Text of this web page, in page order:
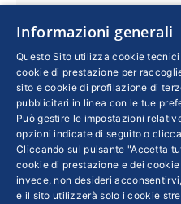
l’azienda di Modugno,
affiancato alla
automotive anche
alimentari. Presente
dell’est Europa, la
Casalino punta ad
Ungheria, che
l’ulteriore
Informazioni generali
Questo Sito utilizza cookie
cookie di prestazione per
sito e cookie di profilazione di
pubblicitari in linea con le tue
Può gestire le impostazioni
opzioni indicate di seguito o
Cliccando sul pulsante "Accetta
cookie di prestazione e dei
invece, non desideri
e il sito utilizzerà solo i cookie